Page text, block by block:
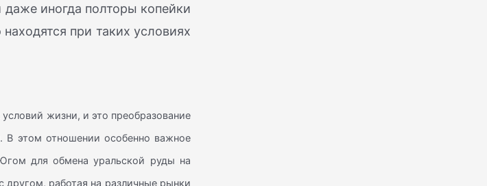
даже иногда полторы копейки
при таких условиях
жизни, и это преобразование
В этом отношении особенно важное
для обмена уральской руды на
работая на различные рынки